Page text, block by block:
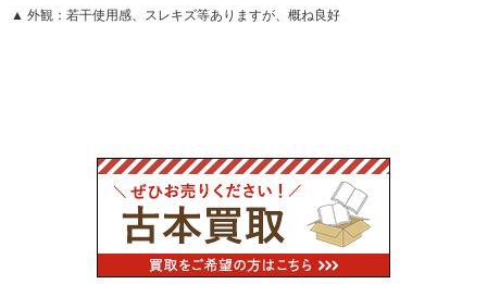
▲ 外観：若干使用感、スレキズ等ありますが、概ね良好